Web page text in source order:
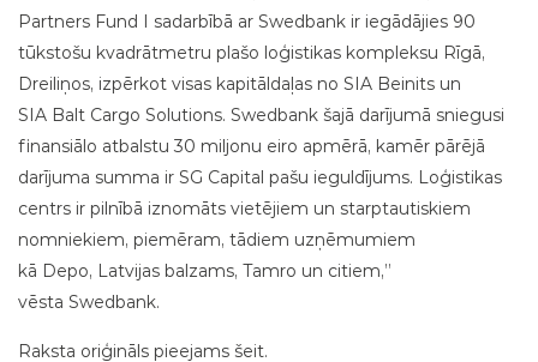
Partners Fund I sadarbībā ar Swedbank ir iegādājies 90
tūkstošu kvadrātmetru plašo loģistikas kompleksu Rīgā,
Dreiliņos, izpērkot visas kapitāldaļas no SIA Beinits un
SIA Balt Cargo Solutions. Swedbank šajā darījumā sniegusi
finansiālo atbalstu 30 miljonu eiro apmērā, kamēr pārējā
darījuma summa ir SG Capital pašu ieguldījums. Loģistikas
centrs ir pilnībā iznomāts vietējiem un starptautiskiem
nomniekiem, piemēram, tādiem uzņēmumiem
kā Depo, Latvijas balzams, Tamro un citiem,”
vēsta Swedbank.
Raksta oriģināls pieejams šeit.